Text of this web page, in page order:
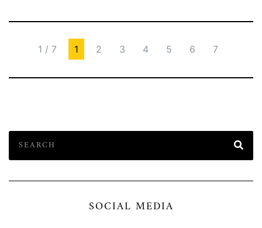
1 / 7 1 2 3 4 5 6 7
SOCIAL MEDIA